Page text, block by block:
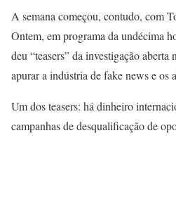
A semana começou, contudo, com
Ontem, em programa da undécima
deu “teasers” da investigação
apurar a indústria de fake news e os
Um dos teasers: há dinheiro
campanhas de desqualificação de